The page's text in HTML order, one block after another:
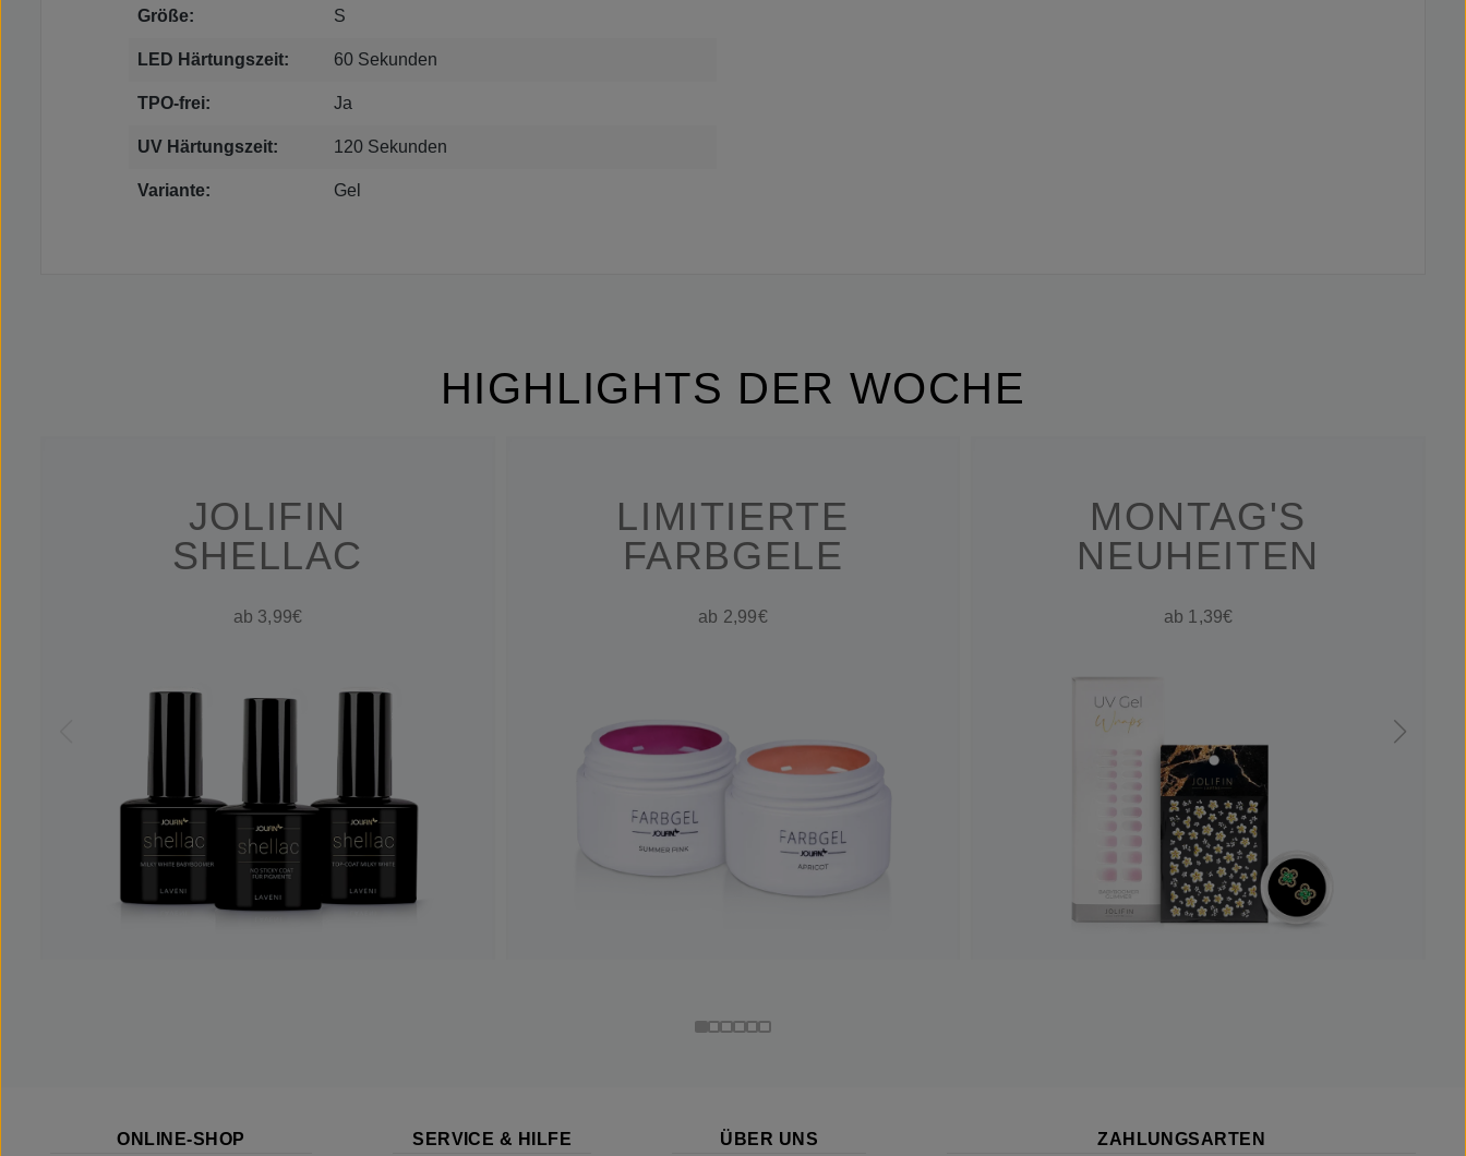
Größe: S
LED Härtungszeit: 60 Sekunden
TPO-frei: Ja
UV Härtungszeit: 120 Sekunden
Variante: Gel
HIGHLIGHTS DER WOCHE
JOLIFIN
SHELLAC
ab 3,99€
LIMITIERTE
FARBGELE
ab 2,99€
MONTAG'S
NEUHEITEN
ab 1,39€
ONLINE-SHOP SERVICE & HILFE ÜBER UNS ZAHLUNGSARTEN